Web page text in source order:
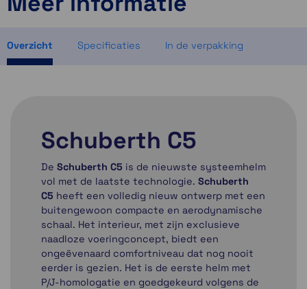
Momenteel even niet op voorraad
Overzicht Specificaties In de verpakking
Schuberth C5
De Schuberth C5 is de nieuwste systeemhelm
vol met de laatste technologie. Schuberth
C5 heeft een volledig nieuw ontwerp met een
buitengewoon compacte en aerodynamische
schaal. Het interieur, met zijn exclusieve
naadloze voeringconcept, biedt een
ongeëvenaard comfortniveau dat nog nooit
eerder is gezien. Het is de eerste helm met
P/J-homologatie en goedgekeurd volgens de